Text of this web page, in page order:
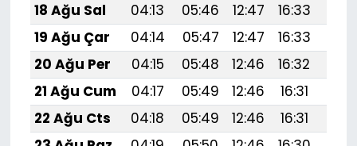
18 Ağu Sal
04:13 05:46 12:47 16:33
19 Ağu Çar
04:14 05:47 12:47 16:33
20 Ağu Per
04:15 05:48 12:46 16:32
21 Ağu Cum
04:17 05:49 12:46 16:31
22 Ağu Cts
04:18 05:49 12:46 16:31